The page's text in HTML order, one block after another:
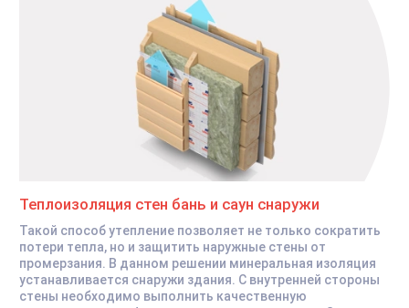
Теплоизоляция стен бань и саун снаружи
Такой способ утепление позволяет не только сократить
потери тепла, но и защитить наружные стены от
промерзания. В данном решении минеральная изоляция
устанавливается снаружи здания. С внутренней стороны
стены необходимо выполнить качественную